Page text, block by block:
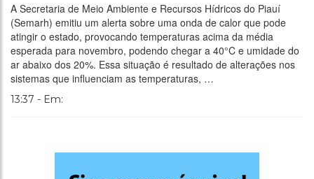
A Secretaria de Meio Ambiente e Recursos Hídricos do Piauí
(Semarh) emitiu um alerta sobre uma onda de calor que pode
atingir o estado, provocando temperaturas acima da média
esperada para novembro, podendo chegar a 40°C e umidade do
ar abaixo dos 20%. Essa situação é resultado de alterações nos
sistemas que influenciam as temperaturas, …
13:37 - Em: